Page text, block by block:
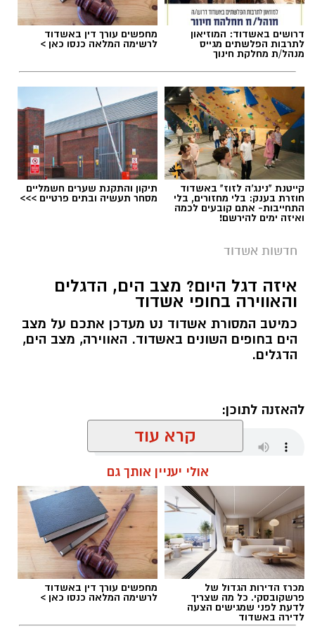
תגים:ניסיון חיסול באשדוד, אירוע ירי באשדוד
שוטרי תחנת אשדוד פתחו במהלך הלילה בחקירה
בעקבות דיווח על אירוע ירי שאירע בעיר אשדוד,
שבמהלכו נפצע אדם באורח קל.
השוטרים לאתר ולעצור חמישה חשודים, אשר
הועברו להמשך טיפול וחקירה בתחנת המשטרה.
דרושים באשדוד: המוזיאון
לתרבות הפלשתים מגייס
מנהל/ת מחלקת חינוך
מחפשים עורך דין באשדוד
לרשימה המלאה כנסו כאן >
קייטנת "נינג'ה לזוז" באשדוד
חוזרת בענק: בלי מחזורים, בלי
התחייבות- אתם קובעים לכמה
ואיזה ימים להירשם!
תיקון והתקנת שערים חשמליים
מסחר תעשיה ובתים פרטיים >>>
חדשות אשדוד
איזה דגל היום? מצב הים, הדגלים
והאווירה בחופי אשדוד
כמיטב המסורת אשדוד נט מעדכן אתכם על מצב
הים בחופים השונים באשדוד. האווירה, מצב הים,
הדגלים.
להאזנה לתוכן:
מנהל האתר / 06:00 09.08.26
תגים:דגלים בחופי אשדוד
קרא עוד
אולי יעניין אותך גם
מכרז הדירות הגדול של
פרשקובסקי. כל מה שצריך
לדעת לפני שמגישים הצעה
לדירה באשדוד
מחפשים עורך דין באשדוד
לרשימה המלאה כנסו כאן >